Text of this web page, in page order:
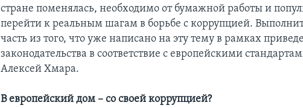
стране поменялась, необходимо от бумажной работы и
перейти к реальным шагам в борьбе с коррупцией.
часть из того, что уже написано на эту тему в рамках
законодательства в соответствие с европейскими
Алексей Хмара.
В европейский дом – со своей коррупцией?